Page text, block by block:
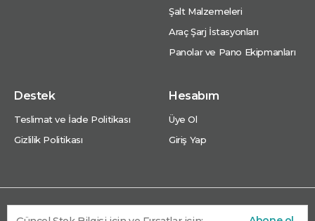
Şalt Malzemeleri
Araç Şarj İstasyonları
Panolar ve Pano Ekipmanları
Destek
Teslimat ve İade Politikası
Gizlilik Politikası
Hesabım
Üye Ol
Giriş Yap